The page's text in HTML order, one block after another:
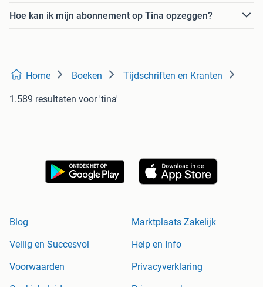
Hoe kan ik mijn abonnement op Tina opzeggen?
Home Boeken Tijdschriften en Kranten
1.589 resultaten voor 'tina'
Blog
Marktplaats Zakelijk
Veilig en Succesvol
Help en Info
Voorwaarden
Privacyverklaring